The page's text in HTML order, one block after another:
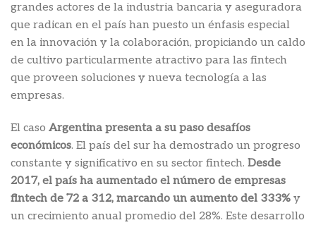
grandes actores de la industria bancaria y aseguradora
que radican en el país han puesto un énfasis especial
en la innovación y la colaboración, propiciando un caldo
de cultivo particularmente atractivo para las fintech
que proveen soluciones y nueva tecnología a las
empresas.
El caso Argentina presenta a su paso desafíos
económicos. El país del sur ha demostrado un progreso
constante y significativo en su sector fintech. Desde
2017, el país ha aumentado el número de empresas
fintech de 72 a 312, marcando un aumento del 333% y
un crecimiento anual promedio del 28%. Este desarrollo